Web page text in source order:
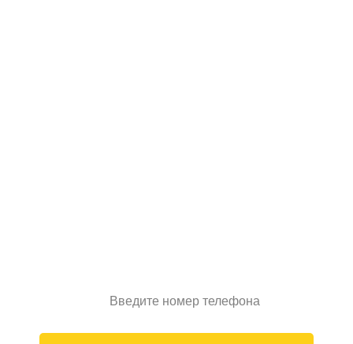
Введите номер телефона